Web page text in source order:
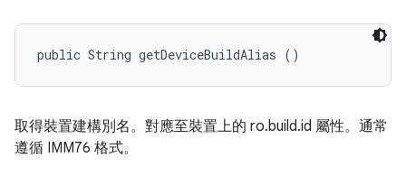
public String getDeviceBuildAlias ()
取得裝置建構別名。對應至裝置上的 ro.build.id 屬性。通常
遵循 IMM76 格式。